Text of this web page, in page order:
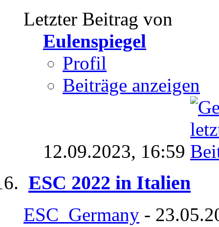
Letzter Beitrag von
Eulenspiegel
Profil
Beiträge anzeigen
12.09.2023, 16:59
ESC 2022 in Italien
ESC_Germany -